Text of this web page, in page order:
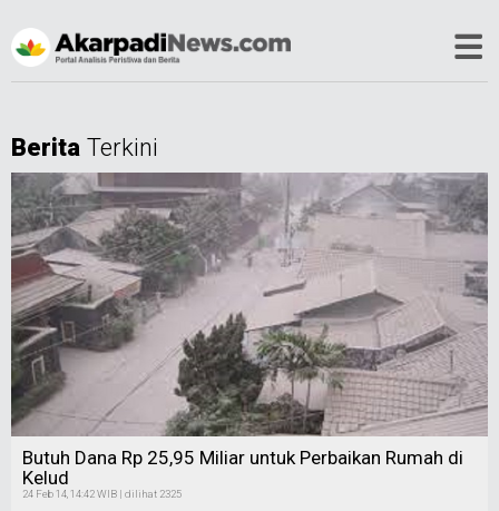
Berita Terkini
Butuh Dana Rp 25,95 Miliar untuk Perbaikan Rumah di
Kelud
24 Feb 14, 14:42 WIB | dilihat 2325